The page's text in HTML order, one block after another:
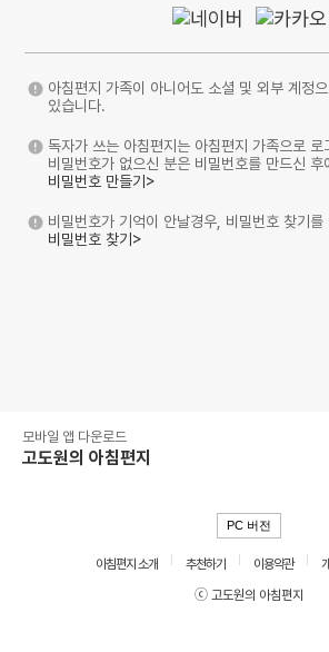
아침편지 가족이 아니어도 소셜 및 외부 계정
있습니다.
독자가 쓰는 아침편지는 아침편지 가족으로 로
비밀번호가 없으신 분은 비밀번호를 만드신 후
비밀번호 만들기>
비밀번호가 기억이 안날경우, 비밀번호 찾기를
비밀번호 찾기>
모바일 앱 다운로드
고도원의 아침편지
PC 버전
아침편지 소개 추천하기 이용약관
ⓒ 고도원의 아침편지